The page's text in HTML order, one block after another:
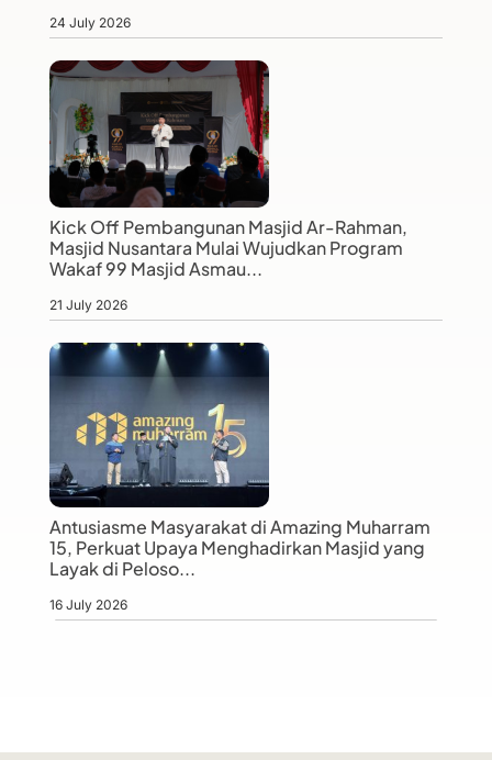
24 July 2026
Kick Off Pembangunan Masjid Ar-Rahman,
Masjid Nusantara Mulai Wujudkan Program
Wakaf 99 Masjid Asmau...
21 July 2026
Antusiasme Masyarakat di Amazing Muharram
15, Perkuat Upaya Menghadirkan Masjid yang
Layak di Peloso...
16 July 2026